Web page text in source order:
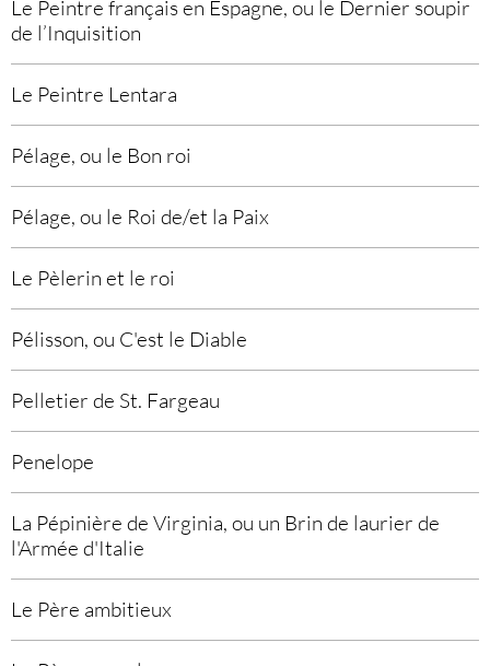
Le Peintre français en Espagne, ou le Dernier soupir
de l’Inquisition
Le Peintre Lentara
Pélage, ou le Bon roi
Pélage, ou le Roi de/et la Paix
Le Pèlerin et le roi
Pélisson, ou C'est le Diable
Pelletier de St. Fargeau
Penelope
La Pépinière de Virginia, ou un Brin de laurier de
l'Armée d'Italie
Le Père ambitieux